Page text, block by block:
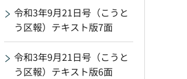
令和3年9月21日号（こうと
う区報）テキスト版7面
令和3年9月21日号（こうと
う区報）テキスト版6面